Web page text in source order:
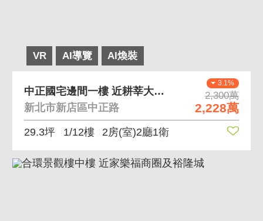
VR AI導覽 AI煥裝
3.1%
2,300萬
2,228萬
中正國宅邊間一樓 近耕莘大豐國小公園邊間靜巷一樓
新北市新店區中正路
29.3坪 1/12樓 2房(室)2廳1衛